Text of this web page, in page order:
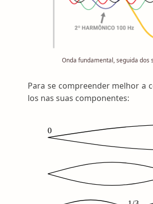
Onda fundamental, seguida dos
Para se compreender melhor a
los nas suas componentes: